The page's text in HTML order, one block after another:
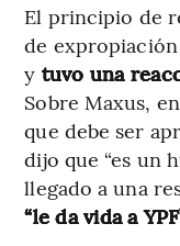
El principio de
de
y tuvo una
Sobre Maxus,
que debe ser
dijo que “es un
llegado a una
“le da vida a